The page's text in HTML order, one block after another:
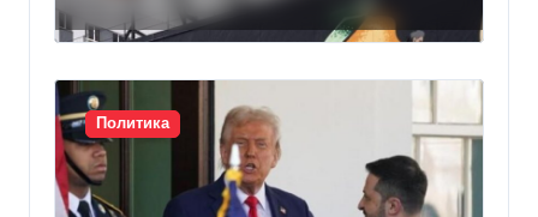
соглашения с
Ощадбанком
Политика